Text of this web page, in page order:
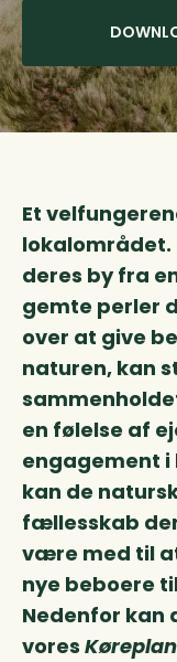
Et
lokalområdet.
deres by fra
gemte perler
over at give
naturen, kan
en følelse af
engagement i
kan de
fællesskab
være med til
nye beboere
Nedenfor kan
vores